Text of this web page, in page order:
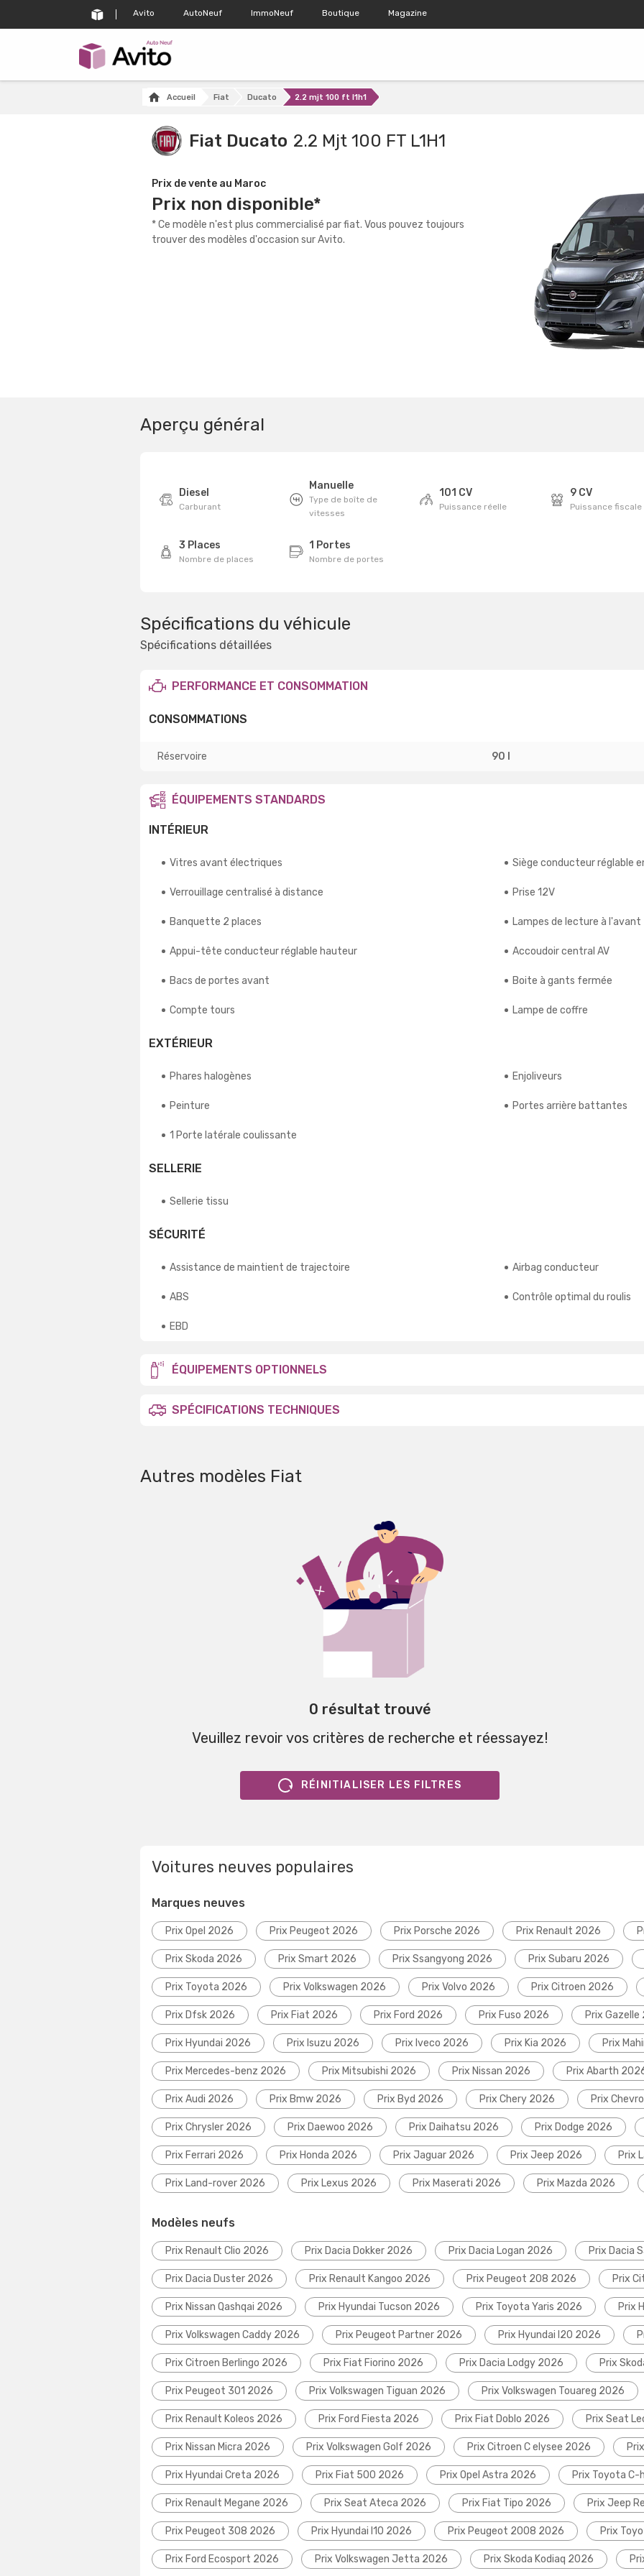
Avito AutoNeuf ImmoNeuf Boutique Magazine
Accueil Fiat Ducato 2.2 mjt 100 ft l1h1
Fiat Ducato 2.2 Mjt 100 FT L1H1
Prix de vente au Maroc
Prix non disponible*
* Ce modèle n'est plus commercialisé par fiat. Vous pouvez toujours
trouver des modèles d'occasion sur Avito.
Aperçu général
Diesel
Carburant
Manuelle
Type de boîte de
vitesses
101 CV
Puissance réelle
9 CV
Puissance fiscale
3 Places
Nombre de places
1 Portes
Nombre de portes
Spécifications du véhicule
Spécifications détaillées
PERFORMANCE ET CONSOMMATION
CONSOMMATIONS
Réservoire 90 l
ÉQUIPEMENTS STANDARDS
INTÉRIEUR
Vitres avant électriques Siège conducteur réglable
Verrouillage centralisé à distance Prise 12V
Banquette 2 places Lampes de lecture à l'avant
Appui-tête conducteur réglable hauteur Accoudoir central AV
Bacs de portes avant Boite à gants fermée
Compte tours Lampe de coffre
EXTÉRIEUR
Phares halogènes Enjoliveurs
Peinture Portes arrière battantes
1 Porte latérale coulissante
SELLERIE
Sellerie tissu
SÉCURITÉ
Assistance de maintient de trajectoire Airbag conducteur
ABS Contrôle optimal du roulis
EBD
ÉQUIPEMENTS OPTIONNELS
SPÉCIFICATIONS TECHNIQUES
Autres modèles Fiat
0 résultat trouvé
Veuillez revoir vos critères de recherche et réessayez!
RÉINITIALISER LES FILTRES
Voitures neuves populaires
Marques neuves
Prix Opel 2026 Prix Peugeot 2026 Prix Porsche 2026 Prix Renault 2026
Prix Skoda 2026 Prix Smart 2026 Prix Ssangyong 2026 Prix Subaru 2026
Prix Toyota 2026 Prix Volkswagen 2026 Prix Volvo 2026 Prix Citroen 2026
Prix Dfsk 2026 Prix Fiat 2026 Prix Ford 2026 Prix Fuso 2026 Prix Gazelle
Prix Hyundai 2026 Prix Isuzu 2026 Prix Iveco 2026 Prix Kia 2026 Prix
Prix Mercedes-benz 2026 Prix Mitsubishi 2026 Prix Nissan 2026 Prix Abarth
Prix Audi 2026 Prix Bmw 2026 Prix Byd 2026 Prix Chery 2026 Prix
Prix Chrysler 2026 Prix Daewoo 2026 Prix Daihatsu 2026 Prix Dodge 2026
Prix Ferrari 2026 Prix Honda 2026 Prix Jaguar 2026 Prix Jeep 2026 Prix
Prix Land-rover 2026 Prix Lexus 2026 Prix Maserati 2026 Prix Mazda 2026
Modèles neufs
Prix Renault Clio 2026 Prix Dacia Dokker 2026 Prix Dacia Logan 2026 Prix Dacia
Prix Dacia Duster 2026 Prix Renault Kangoo 2026 Prix Peugeot 208 2026 Prix
Prix Nissan Qashqai 2026 Prix Hyundai Tucson 2026 Prix Toyota Yaris 2026 Prix
Prix Volkswagen Caddy 2026 Prix Peugeot Partner 2026 Prix Hyundai I20 2026
Prix Citroen Berlingo 2026 Prix Fiat Fiorino 2026 Prix Dacia Lodgy 2026 Prix
Prix Peugeot 301 2026 Prix Volkswagen Tiguan 2026 Prix Volkswagen Touareg 2026
Prix Renault Koleos 2026 Prix Ford Fiesta 2026 Prix Fiat Doblo 2026 Prix Seat
Prix Nissan Micra 2026 Prix Volkswagen Golf 2026 Prix Citroen C elysee 2026
Prix Hyundai Creta 2026 Prix Fiat 500 2026 Prix Opel Astra 2026 Prix Toyota C-
Prix Renault Megane 2026 Prix Seat Ateca 2026 Prix Fiat Tipo 2026 Prix Jeep
Prix Peugeot 308 2026 Prix Hyundai I10 2026 Prix Peugeot 2008 2026 Prix
Prix Ford Ecosport 2026 Prix Volkswagen Jetta 2026 Prix Skoda Kodiaq 2026